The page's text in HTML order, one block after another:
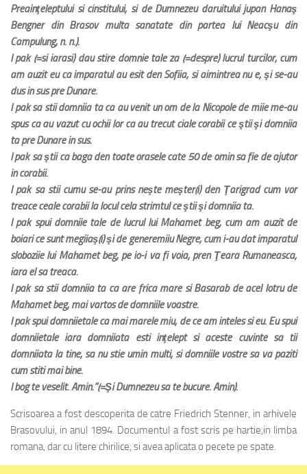
Preainţeleptului si cinstitului, si de Dumnezeu daruitului jupan Hanaş
Bengner din Brasov multa sanatate din partea lui Neacşu din
Campulung, n. n.).
I pak (=si iarasi) dau stire domnie tale za (=despre) lucrul turcilor, cum
am auzit eu ca imparatul au esit den Sofiia, si aimintrea nu e, şi se-au
dus in sus pre Dunare.
I pak sa stii domniia ta ca au venit un om de la Nicopole de miie me-au
spus ca au vazut cu ochii lor ca au trecut ciale corabii ce ştii şi domniia
ta pre Dunare in sus.
I pak sa ştii ca baga den toate orasele cate 50 de omin sa fie de ajutor
in corabii.
I pak sa stii cumu se-au prins neşte meşter(i) den Ţarigrad cum vor
treace ceale corabii la locul cela strimtul ce ştii şi domniia ta.
I pak spui domniie tale de lucrul lui Mahamet beg, cum am auzit de
boiari ce sunt megiiaş(i) şi de generemiiu Negre, cum i-au dat imparatul
sloboziie lui Mahamet beg, pe io-i va fi voia, pren Ţeara Rumaneasca,
iara el sa treaca.
I pak sa stii domniia ta ca are frica mare si Basarab de acel lotru de
Mahamet beg, mai vartos de domniile voastre.
I pak spui domniietale ca mai marele miu, de ce am inteles si eu. Eu spui
domniietale iara domniiata esti inţelept si aceste cuvinte sa tii
domniiata la tine, sa nu stie umin multi, si domniile vostre sa va paziti
cum stiti mai bine.
I bog te veselit. Amin.”(=Şi Dumnezeu sa te bucure. Amin).
Scrisoarea a fost descoperita de catre Friedrich Stenner, in arhivele
Brasovului, in anul 1894. Documentul a fost scris pe hartie,in limba
romana, dar cu litere chirilice, si avea aplicata o pecete pe spate.